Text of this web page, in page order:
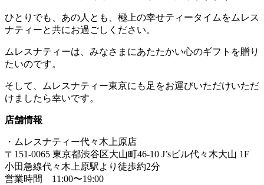
ひとりでも、あの人とも、極上の幸せティータイムをムレス
ナティーと共にお過ごしください。
ムレスナティーは、みなさまにあたたかい心のギフトを贈り
たいのです。
そして、ムレスナティー東京にも足をお運びいただけいただ
けましたら幸いです。
店舗情報
・ムレスナティー代々木上原店
〒151-0065 東京都渋谷区大山町46-10 J’sビル代々木大山 1F
小田急線代々木上原駅より徒歩約2分
営業時間 11:00〜19:00